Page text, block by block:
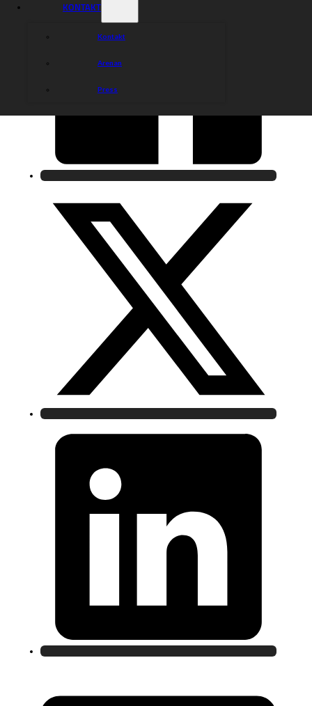
KONTAKT
Kontakt
Arenan
Press